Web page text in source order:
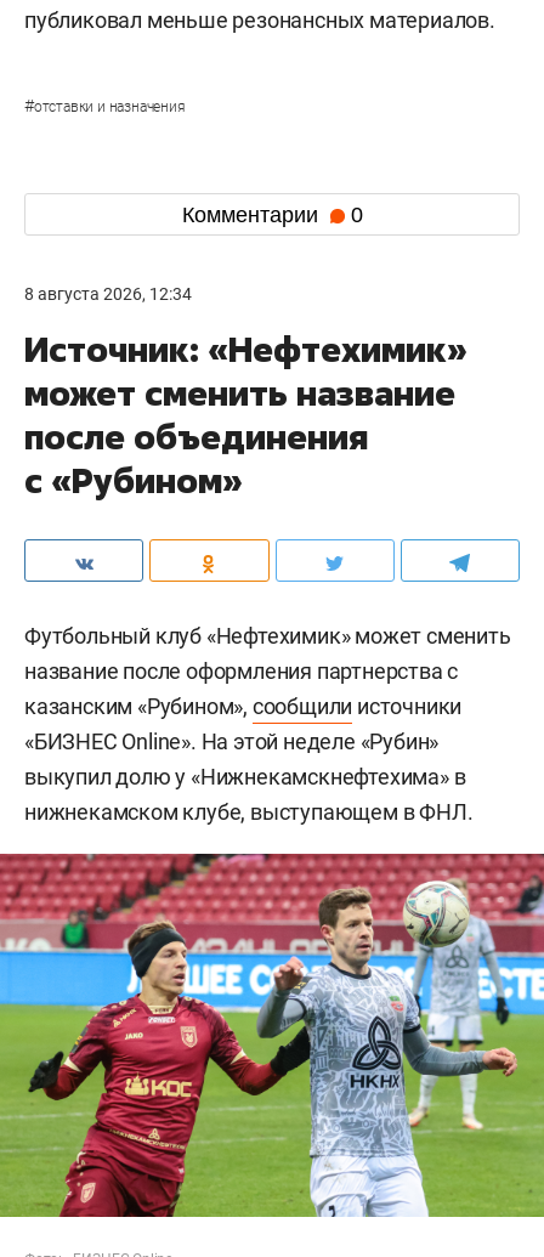
публиковал меньше резонансных материалов.
#отставки и назначения
Комментарии 0
8 августа 2026, 12:34
Источник: «Нефтехимик»
может сменить название
после объединения
с «Рубином»
Футбольный клуб «Нефтехимик» может сменить
название после оформления партнерства с
казанским «Рубином», сообщили источники
«БИЗНЕС Online». На этой неделе «Рубин»
выкупил долю у «Нижнекамскнефтехима» в
нижнекамском клубе, выступающем в ФНЛ.